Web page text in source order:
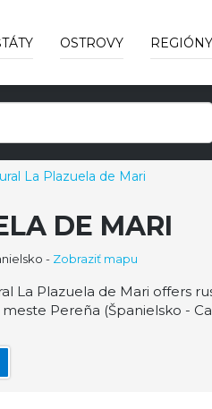
OSTROVY REGIÓNY
La Plazuela de Mari
DE MARI
- Zobraziť mapu
La Plazuela de Mari offers
Pereña (Španielsko -